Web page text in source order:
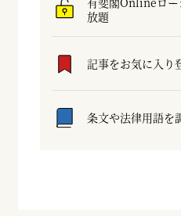
放題
記事をお気に入り
条文や法律用語を